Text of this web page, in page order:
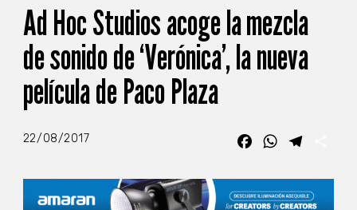
Ad Hoc Studios acoge la mezcla
de sonido de ‘Verónica’, la nueva
película de Paco Plaza
22/08/2017 FacebookWhatsApp